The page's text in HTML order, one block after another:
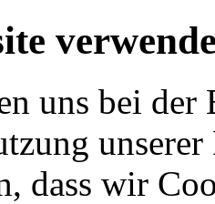
uns bei der
dass wir